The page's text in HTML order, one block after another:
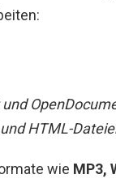
HTML-
wie MP3,